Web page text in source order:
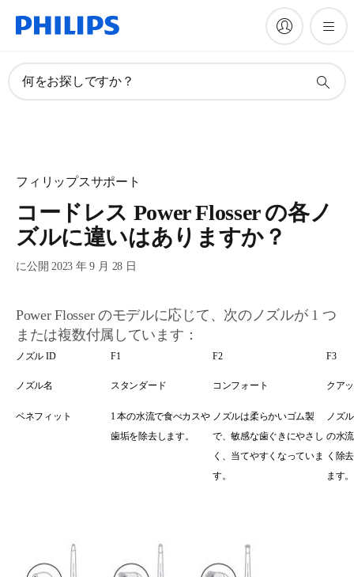
何をお探しですか？
フィリップスサポート
コードレス Power Flosser の各ノ
ズルに違いはありますか？
に公開 2023 年 9 月 28 日
Power Flosser のモデルに応じて、次のノズルが 1 つ
または複数付属しています：
ノズル ID F1 F2 F3
ノズル名 スタンダード コンフォート クア
ベネフィット 1 本の水流で食べカスや
歯垢を除去します。
ノズルは柔らかいゴム製
で、敏感な歯ぐきにやさし
く、当てやすくなっていま
す。
ノズ
の水
く除
ます。